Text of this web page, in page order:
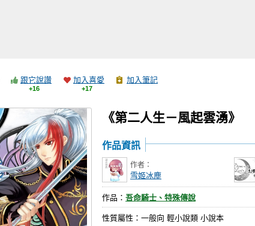
跟它說讚
+16
加入喜愛
+17
加入筆記
《第二人生－風起雲湧》
作品資訊
作者：
雪姬冰塵
作品： 吾命騎士、特殊傳說
性質屬性：一般向 輕小說類 小說本